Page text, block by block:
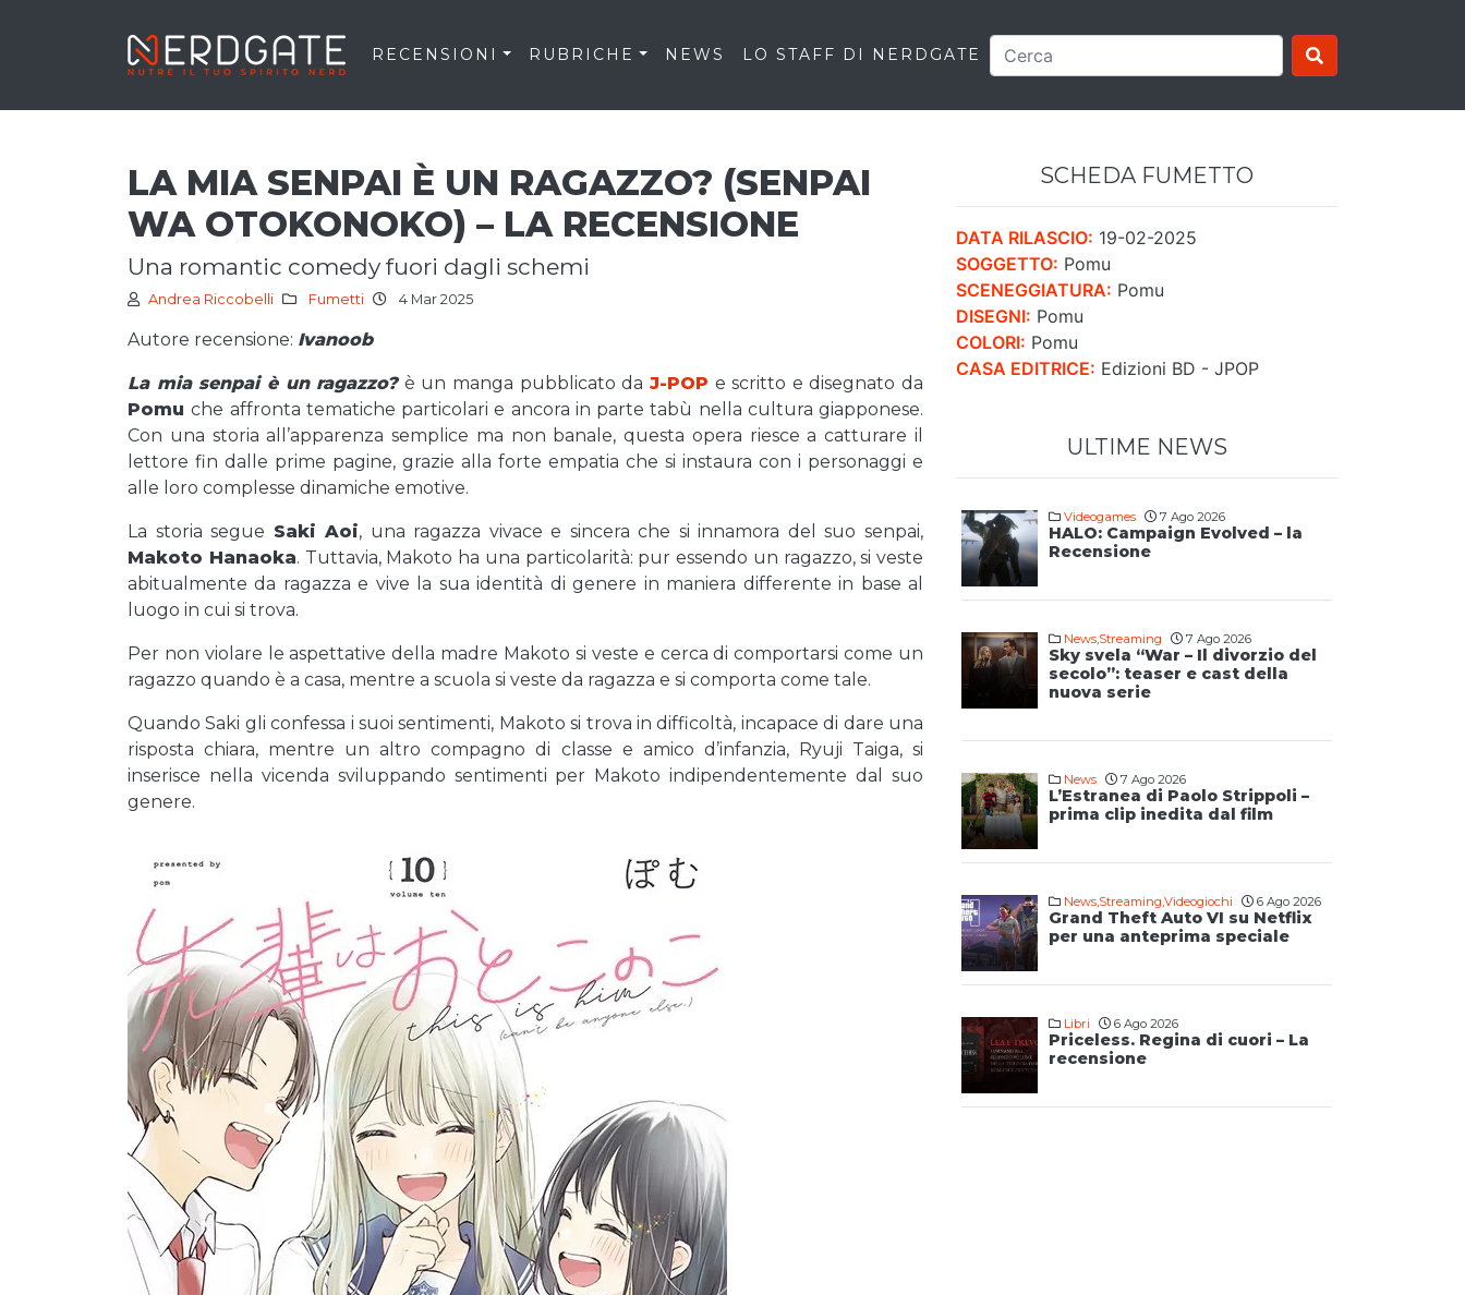
RECENSIONI RUBRICHE NEWS LO STAFF DI NERDGATE
LA MIA SENPAI È UN RAGAZZO? (SENPAI
WA OTOKONOKO) – LA RECENSIONE
una romantic comedy fuori dagli schemi
Andrea Riccobelli Fumetti 4 Mar 2025
Autore recensione: Ivanoob
La mia senpai è un ragazzo?è un manga pubblicato da J-POP e scritto e disegnato da
Pomuche affronta tematiche particolari e ancora in parte tabù nella cultura giapponese.
Con una storia all’apparenza semplice ma non banale, questa opera riesce a catturare il
lettore fin dalle prime pagine, grazie alla forte empatia che si instaura con i personaggi e
alle loro complesse dinamiche emotive.
La storia segue Saki Aoi, una ragazza vivace e sincera che si innamora del suo senpai,
Makoto Hanaoka. Tuttavia, Makoto ha una particolarità: pur essendo un ragazzo, si veste
abitualmente da ragazza e vive la sua identità di genere in maniera differente in base al
luogo in cui si trova.
Per non violare le aspettative della madre Makoto si veste e cerca di comportarsi come un
ragazzo quando è a casa, mentre a scuola si veste da ragazza e si comporta come tale.
Quando Saki gli confessa i suoi sentimenti, Makoto si trova in difficoltà, incapace di dare una
risposta chiara, mentre un altro compagno di classe e amico d’infanzia, Ryuji Taiga, si
inserisce nella vicenda sviluppando sentimenti per Makoto indipendentemente dal suo
genere.
SCHEDA FUMETTO
DATA RILASCIO: 19-02-2025
SOGGETTO: Pomu
SCENEGGIATURA: Pomu
DISEGNI: Pomu
COLORI: Pomu
CASA EDITRICE: Edizioni BD - JPOP
ULTIME NEWS
Videogames 7 Ago 2026
HALO: Campaign Evolved – la
Recensione
News,Streaming 7 Ago 2026
Sky svela “War – Il divorzio del
secolo”: teaser e cast della
nuova serie
News 7 Ago 2026
L’Estranea di Paolo Strippoli –
prima clip inedita dal film
News,Streaming,Videogiochi 6 Ago 2026
Grand Theft Auto VI su Netflix
per una anteprima speciale
Libri 6 Ago 2026
Priceless. Regina di cuori – La
recensione